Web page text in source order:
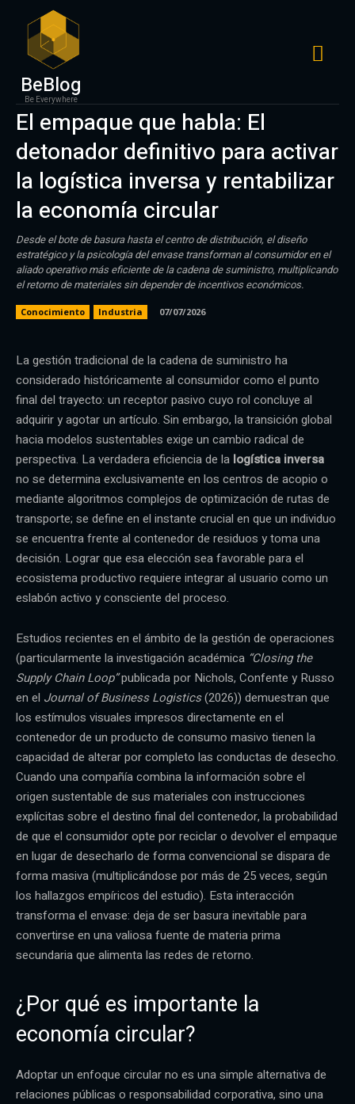
BeBlog
Be Everywhere
El empaque que habla: El
detonador definitivo para activar
la logística inversa y rentabilizar
la economía circular
Desde el bote de basura hasta el centro de distribución, el diseño
estratégico y la psicología del envase transforman al consumidor en el
aliado operativo más eficiente de la cadena de suministro, multiplicando
el retorno de materiales sin depender de incentivos económicos.
Conocimiento Industria 07/07/2026
La gestión tradicional de la cadena de suministro ha
considerado históricamente al consumidor como el punto
final del trayecto: un receptor pasivo cuyo rol concluye al
adquirir y agotar un artículo. Sin embargo, la transición global
hacia modelos sustentables exige un cambio radical de
perspectiva. La verdadera eficiencia de la logística inversa
no se determina exclusivamente en los centros de acopio o
mediante algoritmos complejos de optimización de rutas de
transporte; se define en el instante crucial en que un individuo
se encuentra frente al contenedor de residuos y toma una
decisión. Lograr que esa elección sea favorable para el
ecosistema productivo requiere integrar al usuario como un
eslabón activo y consciente del proceso.
Estudios recientes en el ámbito de la gestión de operaciones
(particularmente la investigación académica “Closing the
Supply Chain Loop”publicada por Nichols, Confente y Russo
en el Journal of Business Logistics(2026)) demuestran que
los estímulos visuales impresos directamente en el
contenedor de un producto de consumo masivo tienen la
capacidad de alterar por completo las conductas de desecho.
Cuando una compañía combina la información sobre el
origen sustentable de sus materiales con instrucciones
explícitas sobre el destino final del contenedor, la probabilidad
de que el consumidor opte por reciclar o devolver el empaque
en lugar de desecharlo de forma convencional se dispara de
forma masiva (multiplicándose por más de 25 veces, según
los hallazgos empíricos del estudio). Esta interacción
transforma el envase: deja de ser basura inevitable para
convertirse en una valiosa fuente de materia prima
secundaria que alimenta las redes de retorno.
¿Por qué es importante la
economía circular?
Adoptar un enfoque circular no es una simple alternativa de
relaciones públicas o responsabilidad corporativa, sino una